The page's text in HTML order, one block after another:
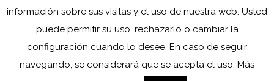
información sobre sus visitas y el uso de nuestra web. Usted
puede permitir su uso, rechazarlo o cambiar la
configuración cuando lo desee. En caso de seguir
navegando, se considerará que se acepta el uso. Más